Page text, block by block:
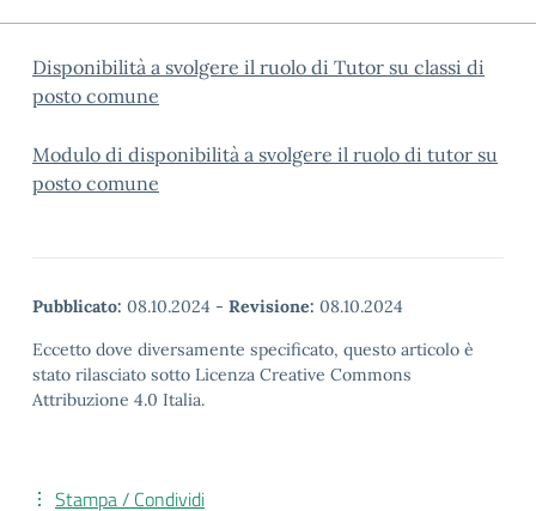
Disponibilità a svolgere il ruolo di Tutor su classi di
posto comune
Modulo di disponibilità a svolgere il ruolo di tutor su
posto comune
Pubblicato: 08.10.2024 - Revisione: 08.10.2024
Eccetto dove diversamente specificato, questo articolo è
stato rilasciato sotto Licenza Creative Commons
Attribuzione 4.0 Italia.
Stampa / Condividi